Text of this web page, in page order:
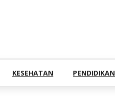
KESEHATAN PENDIDIKAN